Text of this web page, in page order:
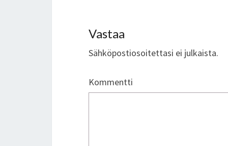
Vastaa
Sähköpostiosoitettasi ei julkaista.
Kommentti